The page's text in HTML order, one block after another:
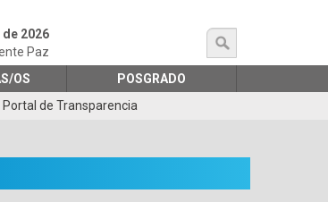
búsqueda
2026
Paz
OS
POSGRADO
Portal de Transparencia